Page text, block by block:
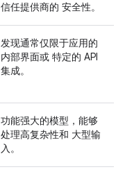
信任提供商的 安全性。
发现通常仅限于应用的
内部界面或 特定的 API
集成。
功能强大的模型，能够
处理高复杂性和 大型输
入。